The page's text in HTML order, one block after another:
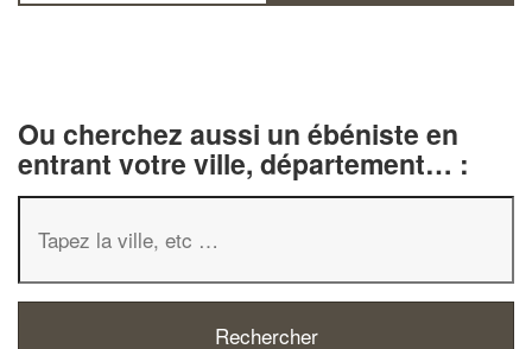
Ou cherchez aussi un ébéniste en
entrant votre ville, département… :